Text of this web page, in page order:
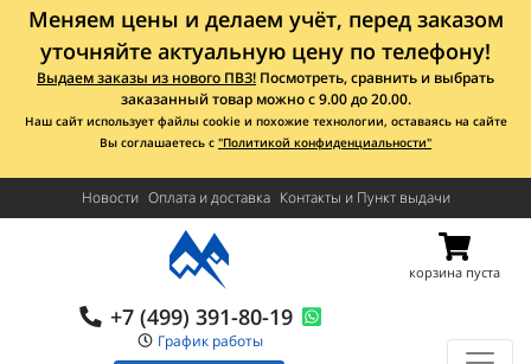
Меняем цены и делаем учёт, перед заказом
уточняйте актуальную цену по телефону!
Выдаем заказы из нового ПВЗ! Посмотреть, сравнить и выбрать
заказанный товар можно с 9.00 до 20.00.
Наш сайт использует файлы cookie и похожие технологии, оставаясь на сайте
Вы соглашаетесь с "Политикой конфиденциальности"
Новости Оплата и доставка Контакты и Пункт выдачи
+7 (499) 391-80-19
График работы
корзина пуста